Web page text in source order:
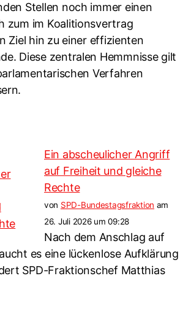
Stellen noch immer einen
zum im Koalitionsvertrag
Ziel hin zu einer effizienten
Diese zentralen Hemmnisse gilt
Verfahren
Ein abscheulicher Angriff
auf Freiheit und gleiche
Rechte
von SPD-Bundestagsfraktion am
26. Juli 2026 um 09:28
Nach dem Anschlag auf
es eine lückenlose Aufklärung
SPD-Fraktionschef Matthias